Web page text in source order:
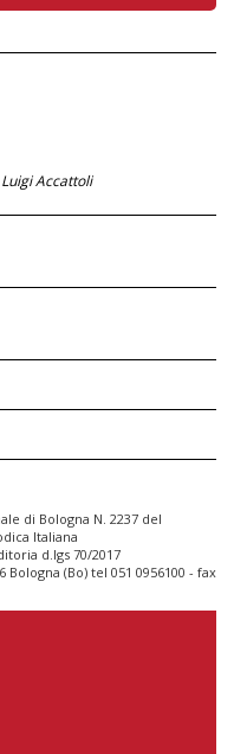
Accattoli
di Bologna N. 2237 del
Italiana
d.lgs 70/2017
(Bo) tel 051 0956100 - fax